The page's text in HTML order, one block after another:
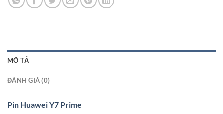
MÔ TẢ
ĐÁNH GIÁ (0)
Pin Huawei Y7 Prime